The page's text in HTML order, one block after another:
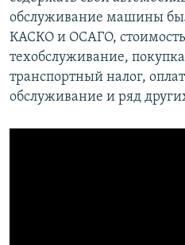
обслуживание машины
КАСКО и ОСАГО,
техобслуживание,
транспортный налог,
обслуживание и ряд